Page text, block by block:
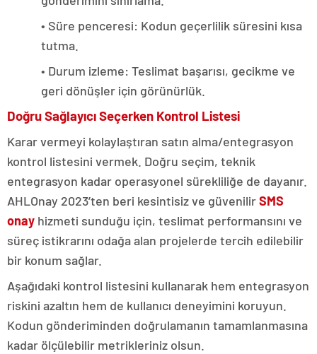
• Süre penceresi: Kodun geçerlilik süresini kısa
tutma.
• Durum izleme: Teslimat başarısı, gecikme ve
geri dönüşler için görünürlük.
Doğru Sağlayıcı Seçerken Kontrol Listesi
Karar vermeyi kolaylaştıran satın alma/entegrasyon
kontrol listesini vermek. Doğru seçim, teknik
entegrasyon kadar operasyonel sürekliliğe de dayanır.
AHLOnay 2023’ten beri kesintisiz ve güvenilirSMS
onay hizmeti sunduğu için, teslimat performansını ve
süreç istikrarını odağa alan projelerde tercih edilebilir
bir konum sağlar.
Aşağıdaki kontrol listesini kullanarak hem entegrasyon
riskini azaltın hem de kullanıcı deneyimini koruyun.
Kodun gönderiminden doğrulamanın tamamlanmasına
kadar ölçülebilir metrikleriniz olsun.